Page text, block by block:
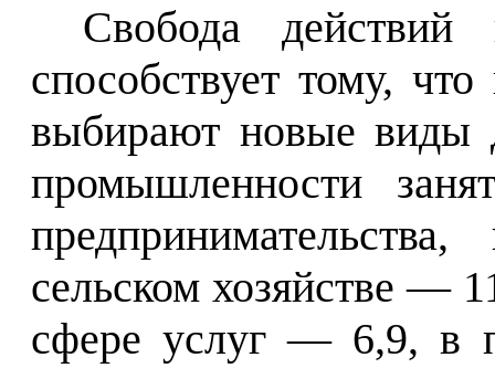
Свобода действий
способствует тому,
выбирают новые виды
промышленности
сельском хозяйстве —
сфере услуг — 6,9, в